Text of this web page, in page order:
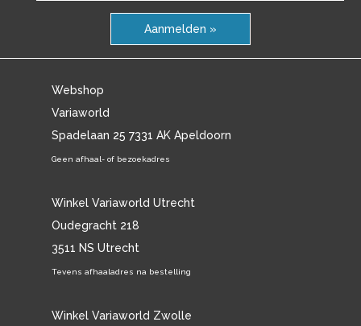
Aanmelden »
Webshop
Variaworld
Spadelaan 25 7331 AK Apeldoorn
Geen afhaal- of bezoekadres
Winkel Variaworld Utrecht
Oudegracht 218
3511 NS Utrecht
Tevens afhaaladres na bestelling
Winkel Variaworld Zwolle